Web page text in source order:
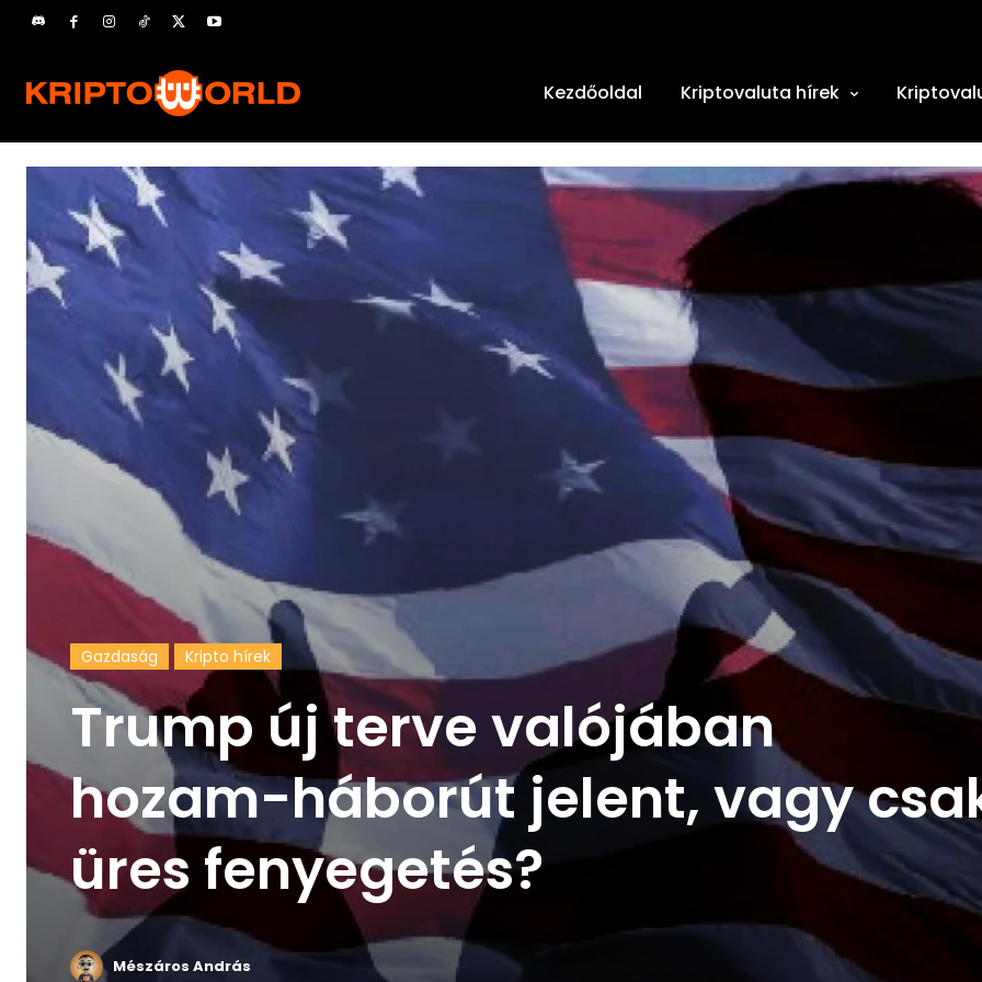
Kezdőoldal Kriptovaluta hírek
Gazdaság Kripto hírek
Trump új terve valójában
hozam-háborút jelent, vagy
üres fenyegetés?
Mészáros András